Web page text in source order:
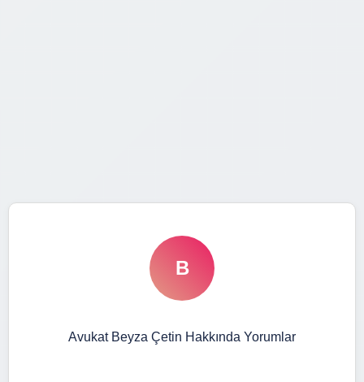
B
Avukat Beyza Çetin Hakkında Yorumlar